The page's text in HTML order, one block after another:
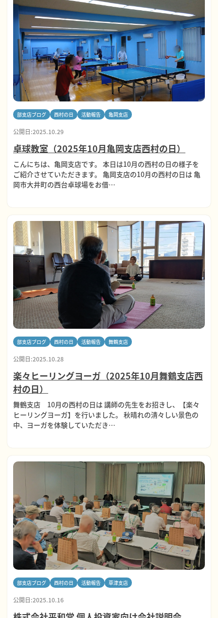
部支店ブログ 西村の日 活動報告 亀岡支店
公開日:2025.10.29
卓球教室（2025年10月亀岡支店西村の日）
こんにちは、亀岡支店です。 本日は10月の西村の日の様子を
ご紹介させていただきます。 亀岡支店の10月の西村の日は 亀
岡市大井町の西台卓球場をお借…
部支店ブログ 西村の日 活動報告 舞鶴支店
公開日:2025.10.28
楽々ヒーリングヨーガ（2025年10月舞鶴支店西
村の日）
舞鶴支店 10月の西村の日は 講師の先生をお招きし、【楽々
ヒーリングヨーガ】を行いました。 秋晴れの清々しい景色の
中、ヨーガを体験していただき…
部支店ブログ 西村の日 活動報告 草津支店
公開日:2025.10.16